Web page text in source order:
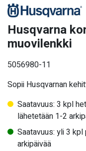
Husqvarna
muovilenkki
5056980-11
Sopii Husqvarnan
Saatavuus: 3 kpl
lähetetään 1-2
Saatavuus: yli 3
arkipäivää